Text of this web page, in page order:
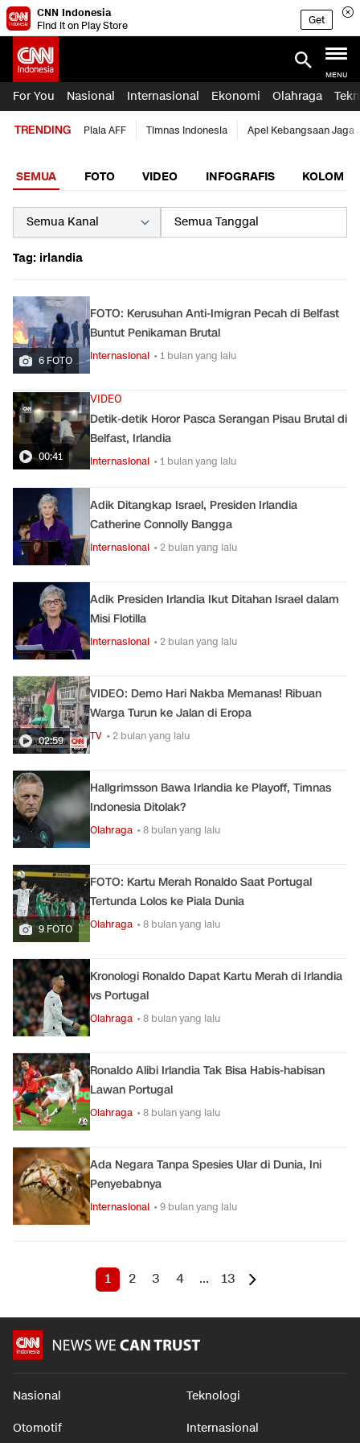
CNN Indonesia
Find it on Play Store
Get
MENU
For You Nasional Internasional Ekonomi Olahraga
TRENDING Piala AFF Timnas Indonesia Apel Kebangsaan Jaga
SEMUA FOTO VIDEO INFOGRAFIS KOLOM
Tag: irlandia
6 FOTO
FOTO: Kerusuhan Anti-Imigran Pecah di Belfast
Buntut Penikaman Brutal
Internasional • 1 bulan yang lalu
00:41
VIDEO
Detik-detik Horor Pasca Serangan Pisau Brutal di
Belfast, Irlandia
Internasional • 1 bulan yang lalu
Adik Ditangkap Israel, Presiden Irlandia
Catherine Connolly Bangga
Internasional • 2 bulan yang lalu
Adik Presiden Irlandia Ikut Ditahan Israel dalam
Misi Flotilla
Internasional • 2 bulan yang lalu
02:59
VIDEO: Demo Hari Nakba Memanas! Ribuan
Warga Turun ke Jalan di Eropa
TV • 2 bulan yang lalu
Hallgrimsson Bawa Irlandia ke Playoff, Timnas
Indonesia Ditolak?
Olahraga • 8 bulan yang lalu
9 FOTO
FOTO: Kartu Merah Ronaldo Saat Portugal
Tertunda Lolos ke Piala Dunia
Olahraga • 8 bulan yang lalu
Kronologi Ronaldo Dapat Kartu Merah di Irlandia
vs Portugal
Olahraga • 8 bulan yang lalu
Ronaldo Alibi Irlandia Tak Bisa Habis-habisan
Lawan Portugal
Olahraga • 8 bulan yang lalu
Ada Negara Tanpa Spesies Ular di Dunia, Ini
Penyebabnya
Internasional • 9 bulan yang lalu
1 2 3 4 ... 13
Nasional Teknologi
Otomotif Internasional